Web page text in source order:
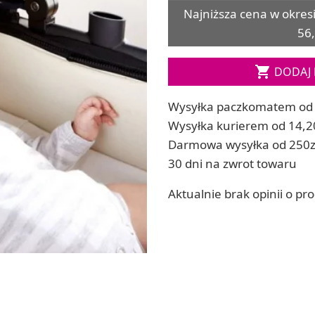
ręcznych
Soda, kwasek, formy do kul do kąpieli
Dodatki: barwniki i zapachy
RZEŹBA, GLINY I ODLEWY
Lepienie i rzeźbienie
Odlewy dekoracyjne
Modelowanie dla dzieci
Najniższa cena w
 DODAJ
Wysyłka paczkomatem od
Wysyłka kurierem od
Darmowa wysyłka od
30 dni na zwrot towaru
Aktualnie brak opinii o